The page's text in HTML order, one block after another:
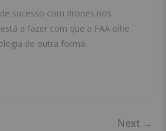
sucesso com drones nos
a fazer com que a FAA olhe
de outra forma.
Next →